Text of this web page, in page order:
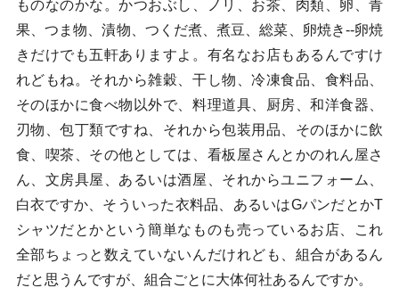
ものなのかな。かつおぶし、ノリ、お茶、肉類、卵、青
果、つま物、漬物、つくだ煮、煮豆、総菜、卵焼き--卵焼
きだけでも五軒ありますよ。有名なお店もあるんですけ
れどもね。それから雑穀、干し物、冷凍食品、食料品、
そのほかに食べ物以外で、料理道具、厨房、和洋食器、
刃物、包丁類ですね、それから包装用品、そのほかに飲
食、喫茶、その他としては、看板屋さんとかのれん屋さ
ん、文房具屋、あるいは酒屋、それからユニフォーム、
白衣ですか、そういった衣料品、あるいはGパンだとかT
シャツだとかという簡単なものも売っているお店、これ
全部ちょっと数えていないんだけれども、組合があるん
だと思うんですが、組合ごとに大体何社あるんですか。